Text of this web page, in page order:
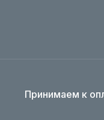
Принимаем к